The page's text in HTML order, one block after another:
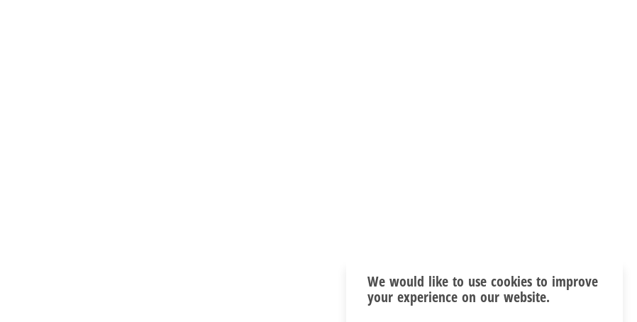
We would like to use cookies to improve
your experience on our website.